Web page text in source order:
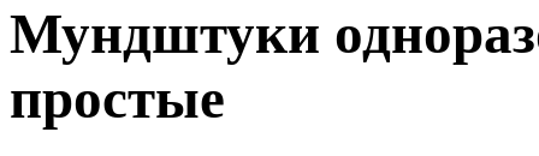
Мундштуки
простые